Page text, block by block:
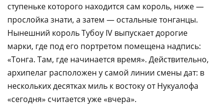
ступеньке которого находится сам король, ниже —
прослойка знати, а затем — остальные тонганцы.
Нынешний король Тубоу IV выпускает дорогие
марки, где под его портретом помещена надпись:
«Тонга. Там, где начинается время». Действительно,
архипелаг расположен у самой линии смены дат: в
нескольких десятках миль к востоку от Нукуалофа
«сегодня» считается уже «вчера».